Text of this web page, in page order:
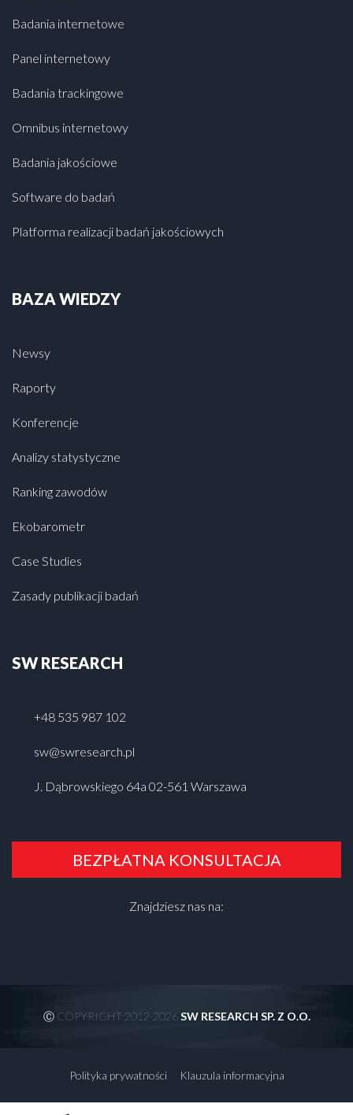
Badania internetowe
Panel internetowy
Badania trackingowe
Omnibus internetowy
Badania jakościowe
Software do badań
Platforma realizacji badań jakościowych
BAZA WIEDZY
Newsy
Raporty
Konferencje
Analizy statystyczne
Ranking zawodów
Ekobarometr
Case Studies
Zasady publikacji badań
SW RESEARCH
+48 535 987 102
sw@swresearch.pl
J. Dąbrowskiego 64a 02-561 Warszawa
BEZPŁATNA KONSULTACJA
Znajdziesz nas na:
Ⓒ COPYRIGHT 2012-2026SW RESEARCH SP. Z O.O.
Polityka prywatności Klauzula informacyjna